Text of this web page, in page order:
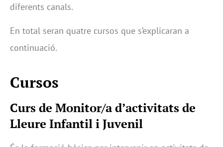
diferents canals.
En total seran quatre cursos que s’explicaran a
continuació.
Cursos
Curs de Monitor/a d’activitats de
Lleure Infantil i Juvenil